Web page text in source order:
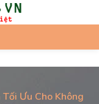
Ưu Cho Không